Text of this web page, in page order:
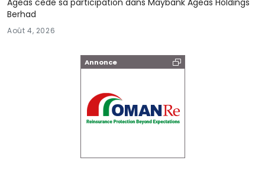
Annonce
Ageas cède sa participation dans Maybank Ageas Holdings
Berhad
Août 4, 2026